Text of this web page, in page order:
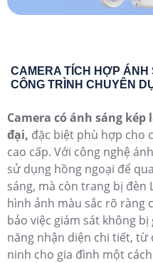
CAMERA TÍCH HỢP ÁNH
CÔNG TRÌNH CHUYÊN
Camera có ánh sáng
đại, đặc biệt phù hợp cho
cao cấp. Với công nghệ
sử dụng hồng ngoại để
sáng, mà còn trang bị đèn
hình ảnh màu sắc rõ ràng
bảo việc giám sát không
năng nhận diện chi tiết, từ
ninh cho gia đình một